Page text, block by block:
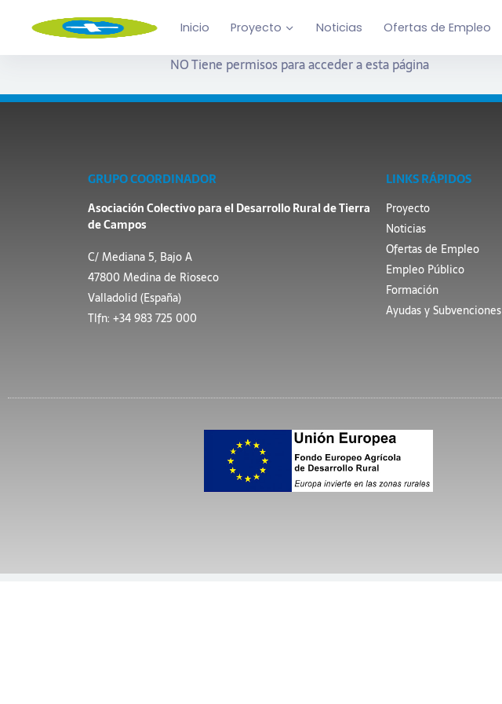
Inicio Proyecto Noticias Ofertas de Empleo
NO Tiene permisos para acceder a esta página
GRUPO COORDINADOR
Asociación Colectivo para el Desarrollo Rural de Tierra
de Campos
C/ Mediana 5, Bajo A
47800 Medina de Rioseco
Valladolid (España)
Tlfn: +34 983 725 000
LINKS RÁPIDOS
Proyecto
Noticias
Ofertas de Empleo
Empleo Público
Formación
Ayudas y Subvenciones